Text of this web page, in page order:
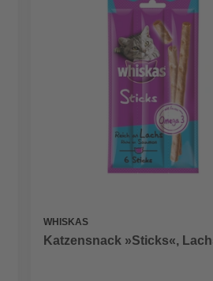
WHISKAS
Katzensnack »Sticks«,